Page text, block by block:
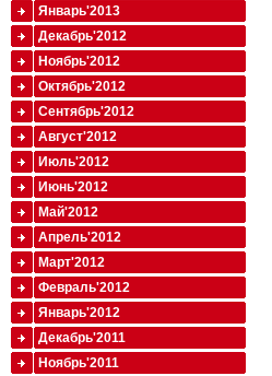
Январь'2013
Декабрь'2012
Ноябрь'2012
Октябрь'2012
Сентябрь'2012
Август'2012
Июль'2012
Июнь'2012
Май'2012
Апрель'2012
Март'2012
Февраль'2012
Январь'2012
Декабрь'2011
Ноябрь'2011